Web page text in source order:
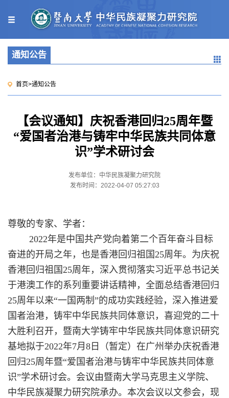
通知公告
首页>通知公告
【会议通知】庆祝香港回归25周年暨
“爱国者治港与铸牢中华民族共同体意
识”学术研讨会
发布单位：中华民族凝聚力研究院
发布时间：2022-04-07 05:27:03
尊敬的专家、学者：
2022年是中国共产党向着第二个百年奋斗目标
奋进的开局之年，也是香港回归祖国25周年。为庆祝
香港回归祖国25周年，深入贯彻落实习近平总书记关
于港澳工作的系列重要讲话精神，全面总结香港回归
25周年以来“一国两制”的成功实践经验，深入推进爱
国者治港，铸牢中华民族共同体意识，喜迎党的二十
大胜利召开，暨南大学铸牢中华民族共同体意识研究
基地拟于2022年7月 8 日（暂定）在广州举办庆祝香港
回归25周年暨“爱国者治港与铸牢中华民族共同体意
识”学术研讨会。 会议由暨南大学马克思主义学院、
中华民族凝聚力研究院承办。本次会议以文参会，现